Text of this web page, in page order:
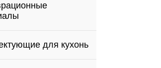
для кухонь